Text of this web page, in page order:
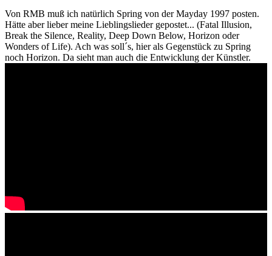
Von RMB muß ich natürlich Spring von der Mayday 1997 posten.
Hätte aber lieber meine Lieblingslieder gepostet... (Fatal Illusion,
Break the Silence, Reality, Deep Down Below, Horizon oder
Wonders of Life). Ach was soll´s, hier als Gegenstück zu Spring
noch Horizon. Da sieht man auch die Entwicklung der Künstler.